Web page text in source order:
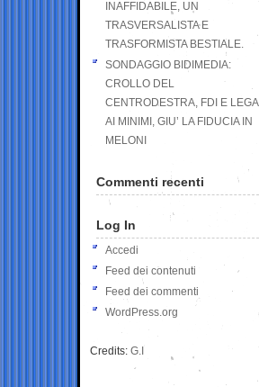
INAFFIDABILE, UN
TRASVERSALISTA E
TRASFORMISTA BESTIALE.
SONDAGGIO BIDIMEDIA:
CROLLO DEL
CENTRODESTRA, FDI E LEGA
AI MINIMI, GIU’ LA FIDUCIA IN
MELONI
Commenti recenti
Log In
Accedi
Feed dei contenuti
Feed dei commenti
WordPress.org
Credits: G.I